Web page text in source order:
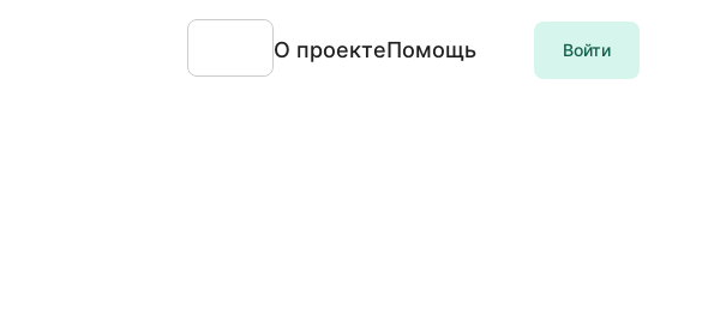
О проектеПомощь Войти